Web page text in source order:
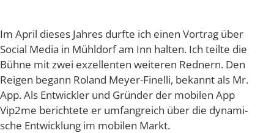
Im April die­ses Jah­res durf­te ich einen Vor­trag über
Social Media in Mühl­dorf am Inn hal­ten. Ich teil­te die
Büh­ne mit zwei exzel­len­ten wei­te­ren Red­nern. Den
Rei­gen begann Roland Mey­er-Finel­li, bekannt als Mr.
App. Als Ent­wick­ler und Grün­der der mobi­len App
Vip2me berich­te­te er umfang­reich über die dyna­mi­
sche Ent­wick­lung im mobi­len Markt.